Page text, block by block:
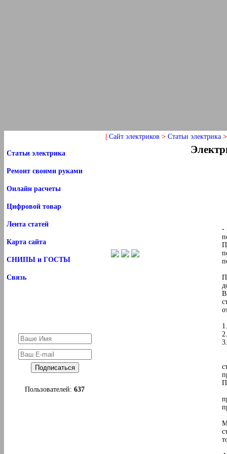
Сайт электриков > Статьи электрика
Статьи электрика
Ремонт своими руками
Онлайн расчеты
Цифровой товар
Лента статей
Карта сайта
СНИПЫ и ГОСТЫ
Связь
Пользователей: 637
-